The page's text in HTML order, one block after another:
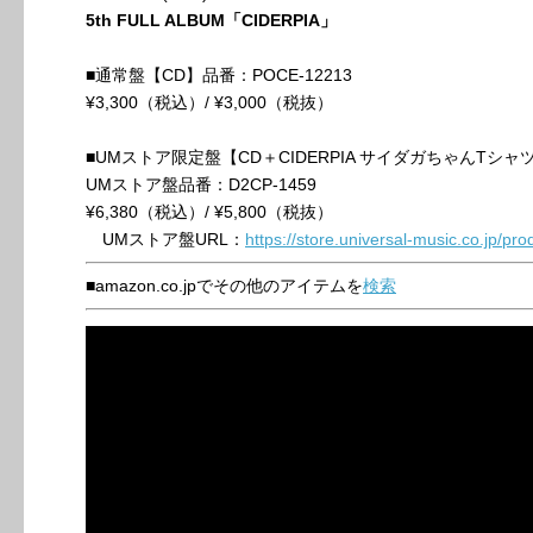
5th FULL ALBUM「CIDERPIA」
■通常盤【CD】品番：POCE-12213
¥3,300（税込）/ ¥3,000（税抜）
■UMストア限定盤【CD＋CIDERPIA サイダガちゃんTシャツ
UMストア盤品番：D2CP-1459
¥6,380（税込）/ ¥5,800（税抜）
UMストア盤URL： https://store.universal-music.co.jp/
■amazon.co.jpでその他のアイテムを検索